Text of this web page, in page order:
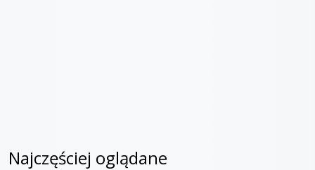
Najczęściej oglądane